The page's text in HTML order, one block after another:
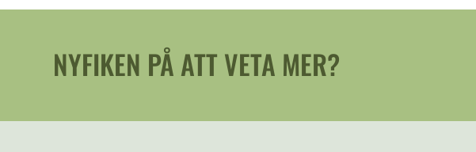
NYFIKEN PÅ ATT VETA MER?